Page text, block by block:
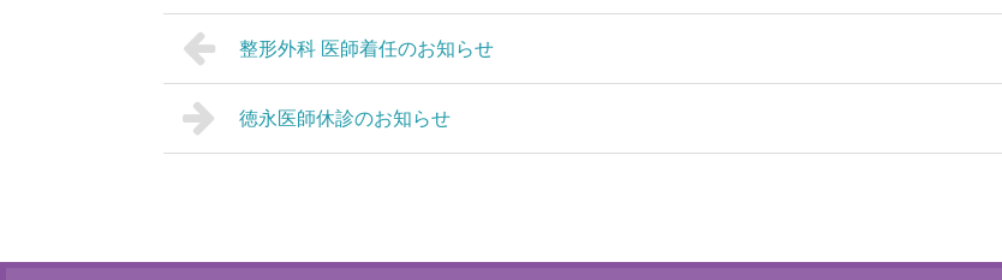
整形外科 医師着任のお知らせ
徳永医師休診のお知らせ